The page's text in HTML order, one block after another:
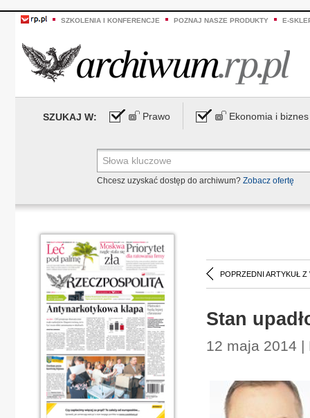
SZKOLENIA I KONFERENCJE POZNAJ NASZE PRODUKTY E-
SZUKAJ W: Prawo Ekonomia i biznes
Chcesz uzyskać dostęp do archiwum? Zobacz ofertę
POPRZEDNI ARTYKUŁ Z
Stan
12 maja 2014 |